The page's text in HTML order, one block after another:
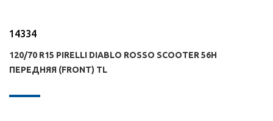
14334
120/70 R15 PIRELLI DIABLO ROSSO SCOOTER 56H
ПЕРЕДНЯЯ (FRONT) TL